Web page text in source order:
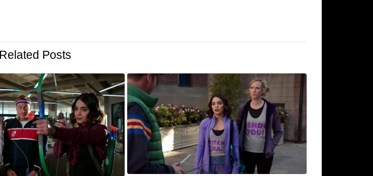
Related Posts